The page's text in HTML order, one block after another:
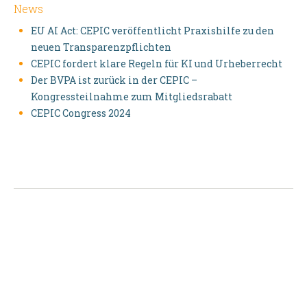
News
EU AI Act: CEPIC veröffentlicht Praxishilfe zu den
neuen Transparenzpflichten
CEPIC fordert klare Regeln für KI und Urheberrecht
Der BVPA ist zurück in der CEPIC –
Kongressteilnahme zum Mitgliedsrabatt
CEPIC Congress 2024